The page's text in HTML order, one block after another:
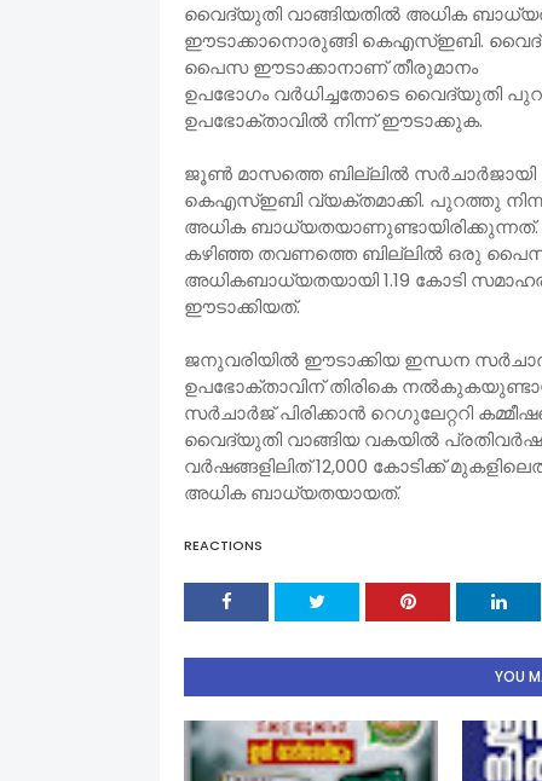
വൈദ്യുതി വാങ്ങിയതില്‍ അധിക
ഈടാക്കാനൊരുങ്ങി കെഎസ്ഇബി.
പൈസ ഈടാക്കാനാണ് തീരുമാനം
ഉപഭോഗം വര്‍ധിച്ചതോടെ വൈദ്യുതി
ഉപഭോക്താവില്‍ നിന്ന് ഈടാക്കുക.
ജൂണ്‍ മാസത്തെ ബില്ലില്‍ സര്‍ചാര്‍ജായി
കെഎസ്ഇബി വ്യക്തമാക്കി. പുറത്തു
അധിക ബാധ്യതയാണുണ്ടായിരിക്കുന്നത്.
കഴിഞ്ഞ തവണത്തെ ബില്ലില്‍ ഒരു പൈസ
അധികബാധ്യതയായി 1.19 കോടി
ഈടാക്കിയത്.
ജനുവരിയില്‍ ഈടാക്കിയ ഇന്ധന
ഉപഭോക്താവിന് തിരികെ
സര്‍ചാര്‍ജ് പിരിക്കാന്‍ റെഗുലേറ്ററി
വൈദ്യുതി വാങ്ങിയ വകയില്‍ പ്രതിവര്‍ഷം
വര്‍ഷങ്ങളിലിത് 12,000 കോടിക്ക്
അധിക ബാധ്യതയായത്.
REACTIONS
YOU